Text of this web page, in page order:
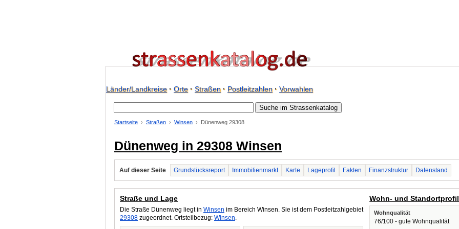
Länder/Landkreise· Orte· Straßen· Postleitzahlen· Vorwahlen
Startseite Straßen Winsen Dünenweg 29308
Dünenweg in 29308 Winsen
Auf dieser Seite Grundstücksreport Immobilienmarkt Karte Lageprofil Fakten Finanzstruktur Datenstand
Straße und Lage
Die Straße Dünenweg liegt in Winsen im Bereich Winsen. Sie ist dem Postleitzahlgebiet
29308 zugeordnet. Ortsteilbezug: Winsen.
Wohn- und Standortprofil
Wohnqualität
76/100 - gute Wohnqualität